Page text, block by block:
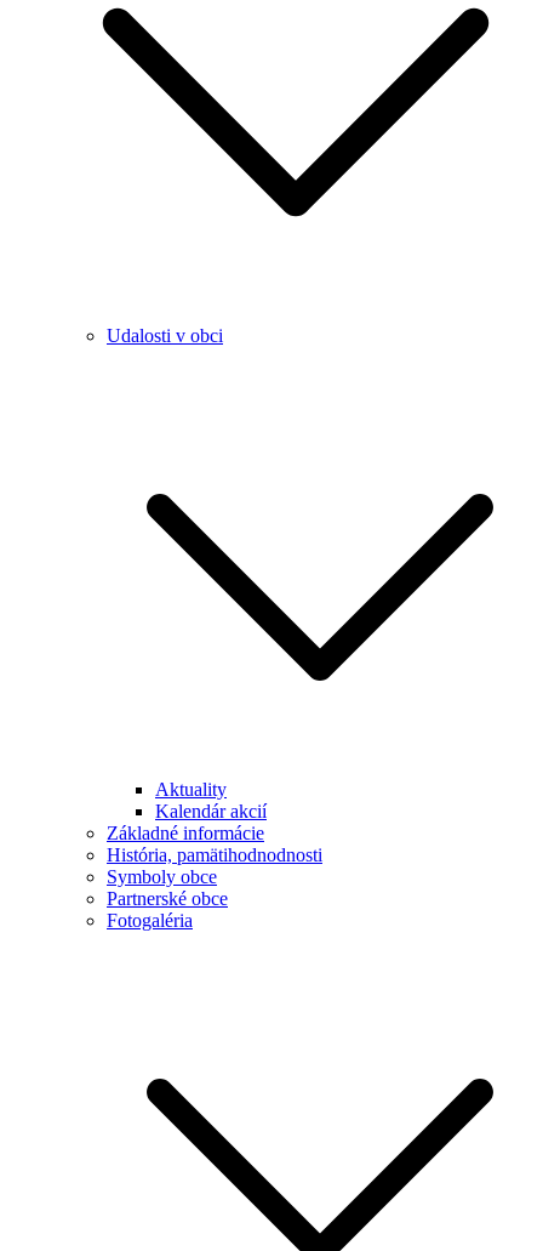
Udalosti v obci
Aktuality
Kalendár akcií
Základné informácie
História, pamätihodnodnosti
Symboly obce
Partnerské obce
Fotogaléria